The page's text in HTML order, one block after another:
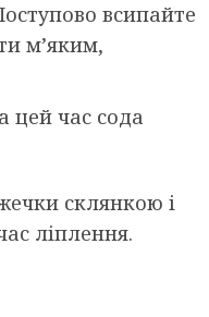
всипайте
м’яким,
цей час сода
склянкою і
ліплення.